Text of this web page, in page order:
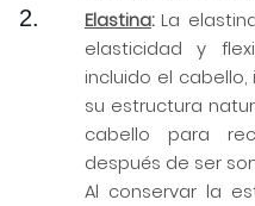
Elastina:La
elasticidad y
incluido el
su estructura
cabello para
después de ser
Al conservar la